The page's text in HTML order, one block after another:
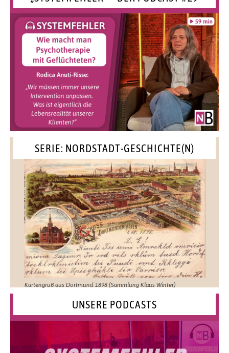
SERIE: NORDSTADT-GESCHICHTE(N)
Kartengruß aus Dortmund 1898 (Sammlung Klaus Winter)
UNSERE PODCASTS